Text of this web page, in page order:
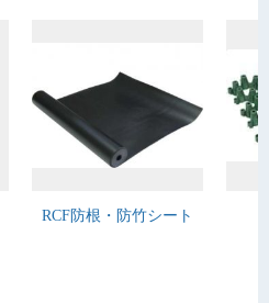
RCF防根・防竹シート